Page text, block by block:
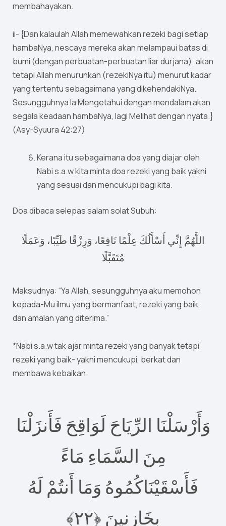
membahayakan.
ii- {Dan kalaulah Allah memewahkan rezeki bagi setiap
hambaNya, nescaya mereka akan melampaui batas di
bumi (dengan perbuatan-perbuatan liar durjana); akan
tetapi Allah menurunkan (rezekiNya itu) menurut kadar
yang tertentu sebagaimana yang dikehendakiNya.
Sesungguhnya Ia Mengetahui dengan mendalam akan
segala keadaan hambaNya, lagi Melihat dengan nyata.}
(Asy-Syuura 42:27)
Kerana itu sebagaimana doa yang diajar oleh
Nabi s.a.w kita minta doa rezeki yang baik yakni
yang sesuai dan mencukupi bagi kita.
Doa dibaca selepas salam solat Subuh:
اللَّهُمَّ إِنِّي أَسْأَلُكَ عِلْمًا نَافِعًا، وَرِزْقًا طَيِّبًا، وَعَمَلًا
مُتَقَبَّلًا
Maksudnya: “Ya Allah, sesungguhnya aku memohon
kepada-Mu ilmu yang bermanfaat, rezeki yang baik,
dan amalan yang diterima.”
*Nabi s.a.w tak ajar minta rezeki yang banyak tetapi
rezeki yang baik- yakni mencukupi, berkat dan
membawa kebaikan.
وَأَرْسَلْنَا الرِّيَاحَ لَوَاقِحَ فَأَنزَلْنَا
مِنَ السَّمَاءِ مَاءً
فَأَسْقَيْنَاكُمُوهُ وَمَا أَنتُمْ لَهُ
بِخَازِنِينَ ‎﴿٢٢﴾‏